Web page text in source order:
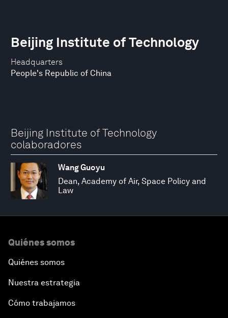
Headquarters
People's Republic of China
Beijing Institute of Technology
Beijing Institute of Technology
colaboradores
Wang Guoyu
Dean, Academy of Air, Space Policy and
Law
Quiénes somos
Quiénes somos
Nuestra estrategia
Cómo trabajamos